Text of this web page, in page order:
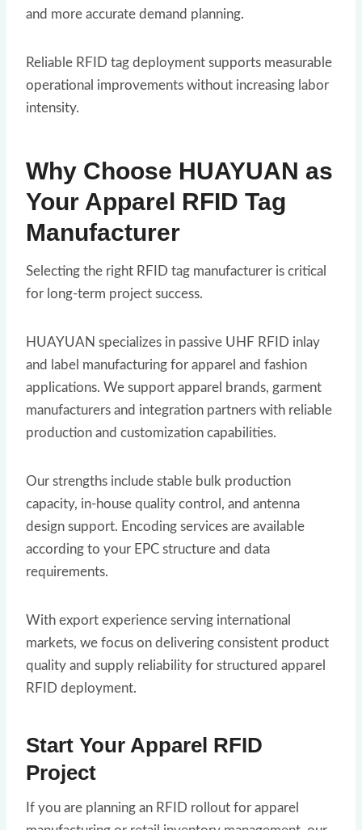
and more accurate demand planning.
Reliable RFID tag deployment supports measurable
operational improvements without increasing labor
intensity.
Why Choose HUAYUAN as
Your Apparel RFID Tag
Manufacturer
Selecting the right RFID tag manufacturer is critical
for long-term project success.
HUAYUAN specializes in passive UHF RFID inlay
and label manufacturing for apparel and fashion
applications. We support apparel brands, garment
manufacturers and integration partners with reliable
production and customization capabilities.
Our strengths include stable bulk production
capacity, in-house quality control, and antenna
design support. Encoding services are available
according to your EPC structure and data
requirements.
With export experience serving international
markets, we focus on delivering consistent product
quality and supply reliability for structured apparel
RFID deployment.
Start Your Apparel RFID
Project
If you are planning an RFID rollout for apparel